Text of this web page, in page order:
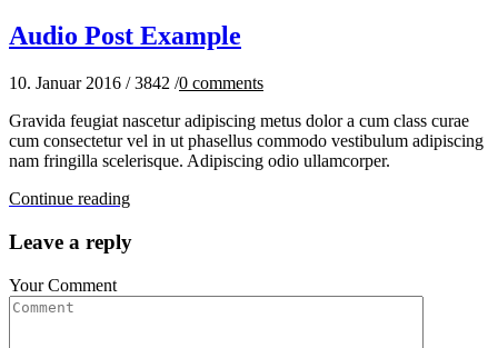
Audio Post Example
10. Januar 2016 / 3842 /0 comments
Gravida feugiat nascetur adipiscing metus dolor a cum class curae
cum consectetur vel in ut phasellus commodo vestibulum adipiscing
nam fringilla scelerisque. Adipiscing odio ullamcorper.
Continue reading
Leave a reply
Your Comment